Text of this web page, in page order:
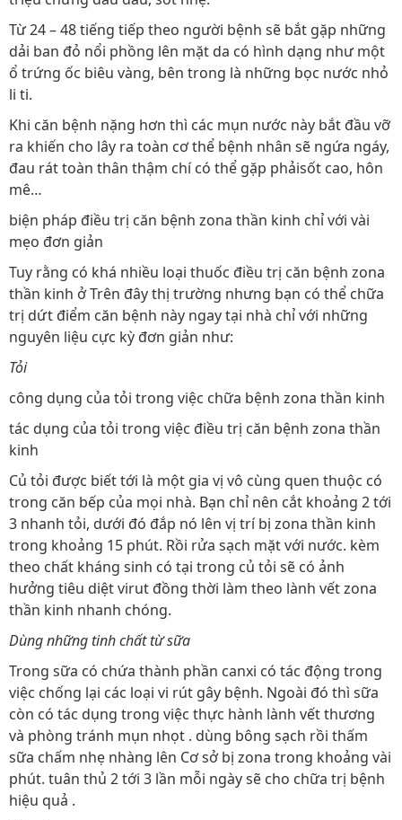
Từ 24 – 48 tiếng tiếp theo người bệnh sẽ bắt gặp những
dải ban đỏ nổi phồng lên mặt da có hình dạng như một
ổ trứng ốc biêu vàng, bên trong là những bọc nước nhỏ
li ti.
Khi căn bệnh nặng hơn thì các mụn nước này bắt đầu vỡ
ra khiến cho lây ra toàn cơ thể bệnh nhân sẽ ngứa ngáy,
đau rát toàn thân thậm chí có thể gặp phảisốt cao, hôn
mê…
biện pháp điều trị căn bệnh zona thần kinh chỉ với vài
mẹo đơn giản
Tuy rằng có khá nhiều loại thuốc điều trị căn bệnh zona
thần kinh ở Trên đây thị trường nhưng bạn có thể chữa
trị dứt điểm căn bệnh này ngay tại nhà chỉ với những
nguyên liệu cực kỳ đơn giản như:
Tỏi
công dụng của tỏi trong việc chữa bệnh zona thần kinh
tác dụng của tỏi trong việc điều trị căn bệnh zona thần
kinh
Củ tỏi được biết tới là một gia vị vô cùng quen thuộc có
trong căn bếp của mọi nhà. Bạn chỉ nên cắt khoảng 2 tới
3 nhanh tỏi, dưới đó đắp nó lên vị trí bị zona thần kinh
trong khoảng 15 phút. Rồi rửa sạch mặt với nước. kèm
theo chất kháng sinh có tại trong củ tỏi sẽ có ảnh
hưởng tiêu diệt virut đồng thời làm theo lành vết zona
thần kinh nhanh chóng.
Dùng những tinh chất từ sữa
Trong sữa có chứa thành phần canxi có tác động trong
việc chống lại các loại vi rút gây bệnh. Ngoài đó thì sữa
còn có tác dụng trong việc thực hành lành vết thương
và phòng tránh mụn nhọt . dùng bông sạch rồi thấm
sữa chấm nhẹ nhàng lên Cơ sở bị zona trong khoảng vài
phút. tuân thủ 2 tới 3 lần mỗi ngày sẽ cho chữa trị bệnh
hiệu quả .